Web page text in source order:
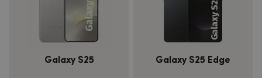
Galaxy S25 Galaxy S25 Edge